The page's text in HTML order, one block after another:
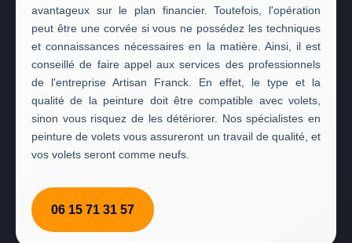
avantageux sur le plan financier. Toutefois, l'opération
peut être une corvée si vous ne possédez les techniques
et connaissances nécessaires en la matière. Ainsi, il est
conseillé de faire appel aux services des professionnels
de l'entreprise Artisan Franck. En effet, le type et la
qualité de la peinture doit être compatible avec volets,
sinon vous risquez de les détériorer. Nos spécialistes en
peinture de volets vous assureront un travail de qualité, et
vos volets seront comme neufs.
06 15 71 31 57